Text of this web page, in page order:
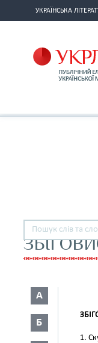
УКРАЇНСЬКА
А
Б
1.